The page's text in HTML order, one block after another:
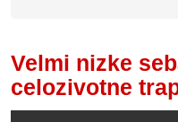
Velmi nizke
celozivotne